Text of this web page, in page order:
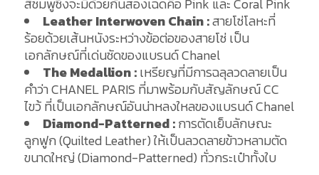
สีชมพูซึ่งจะมีด้วยกันสองเฉดคือ Pink และ Coral Pink
Leather Interwoven Chain :สายโซ่โลหะที่
ร้อยด้วยเส้นหนังระหว่างข้อต่อของสายโซ่ เป็น
เอกลักษณ์ที่เด่นชัดของแบรนด์ Chanel
The Medallion :เหรียญที่มีการฉลุลวดลายเป็น
คำว่า CHANEL PARIS ที่มาพร้อมกับสัญลักษณ์ CC
ไขว้ ที่เป็นเอกลักษณ์อันน่าหลงใหลของแบรนด์ Chanel
Diamond-Patterned :การตัดเย็บลักษณะ
ลูกฟูก (Quilted Leather) ให้เป็นลวดลายข้าวหลามตัด
ขนาดใหญ่ (Diamond-Patterned) ทั่วกระเป๋าทั้งใบ